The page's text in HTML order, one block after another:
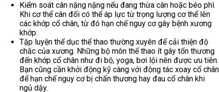
Kiểm soát cân nặng nặng nếu đang thừa cân hoặc béo phì.
Khi cơ thể cân đối có thể áp lực từ trọng lượng cơ thể lên
các khớp cổ chân, từ đó hạn chế nguy cơ gây bệnh xương
khớp.
Tập luyện thể dục thể thao thường xuyên để cải thiện độ
chắc của xương. Những bộ môn thể thao ít gây tổn thương
đến khớp cổ chân như đi bộ, yoga, bơi lội nên được ưu tiên.
Bạn cũng cần khởi động kỹ càng với động tác xoay cổ chân
để hạn chế nguy cơ bị chấn thương hay đau cổ chân khi
ngủ dậy.